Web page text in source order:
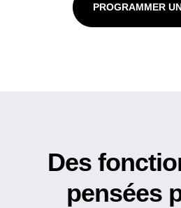
PROGRAMMER
Des
pensées